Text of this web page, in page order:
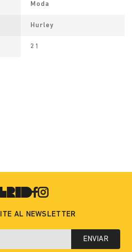
Moda
Hurley
21
AL NEWSLETTER
ENVIAR